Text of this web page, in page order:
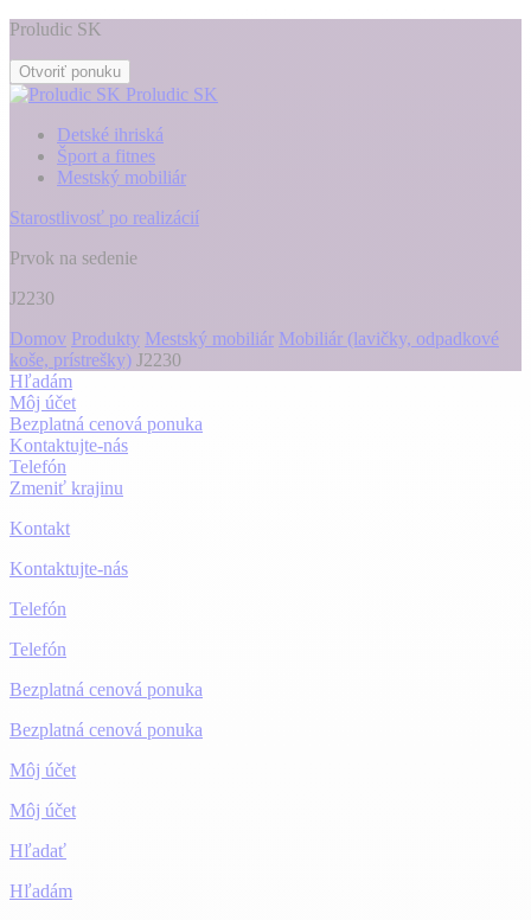
Proludic SK
Otvoriť ponuku
Proludic SK
Detské ihriská
Šport a fitnes
Mestský mobiliár
Starostlivosť po realizácií
Prvok na sedenie
J2230
Domov Produkty Mestský mobiliár Mobiliár (lavičky, odpadkové
koše, prístrešky) J2230
Hľadám
Môj účet
Bezplatná cenová ponuka
Kontaktujte-nás
Telefón
Zmeniť krajinu
Kontakt
Kontaktujte-nás
Telefón
Telefón
Bezplatná cenová ponuka
Bezplatná cenová ponuka
Môj účet
Môj účet
Hľadať
Hľadám